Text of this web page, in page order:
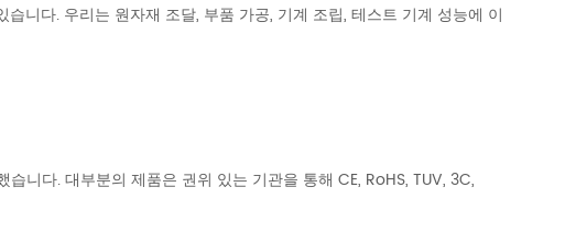
니다. 우리는 원자재 조달, 부품 가공, 기계 조립, 테스트 기계 성능에 이
니다. 대부분의 제품은 권위 있는 기관을 통해 CE, RoHS, TUV, 3C,